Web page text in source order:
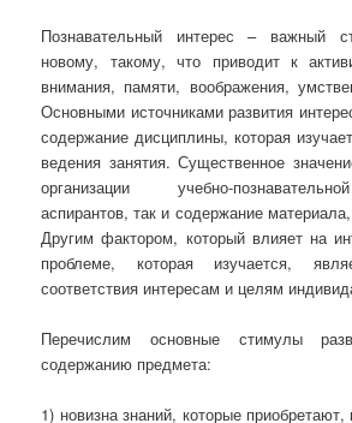
Познавательный интерес – важный
новому, такому, что приводит к
внимания, памяти, воображения,
Основными источниками развития
содержание дисциплины, которая
ведения занятия. Существенное
организации учебно-
аспирантов, так и содержание
Другим фактором, который влияет на
проблеме, которая изучается,
соответствия интересам и целям
Перечислим основные стимулы
содержанию предмета:
1) новизна знаний, которые приобретают,